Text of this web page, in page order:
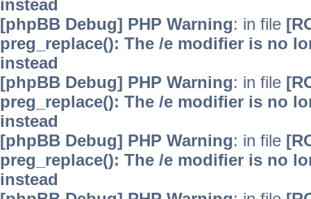
instead
[phpBB Debug] PHP Warning: in file
preg_replace(): The /e modifier is no
instead
[phpBB Debug] PHP Warning: in file
preg_replace(): The /e modifier is no
instead
[phpBB Debug] PHP Warning: in file
preg_replace(): The /e modifier is no
instead